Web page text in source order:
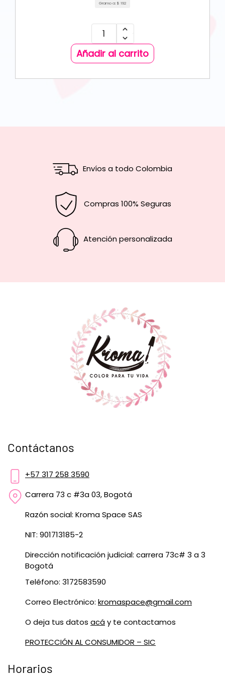
Gramo a: $ 192
Añadir al carrito
Envíos a todo Colombia
Compras 100% Seguras
Atención personalizada
Contáctanos
+57 317 258 3590
Carrera 73 c #3a 03, Bogotá
Razón social: Kroma Space SAS
NIT: 901713185-2
Dirección notificación judicial: carrera 73c# 3 a 3
Bogotá
Teléfono: 3172583590
Correo Electrónico: kromaspace@gmail.com
O deja tus datos acáy te contactamos
PROTECCIÓN AL CONSUMIDOR – SIC
Horarios